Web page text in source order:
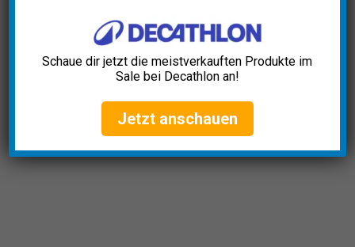
Kajak Rack Auto Test: Die 5
besten (Bestenliste)
September 26, 2025
Schaue dir jetzt die meistverkauften Produkte im
Sale bei Decathlon an!
Jetzt anschauen